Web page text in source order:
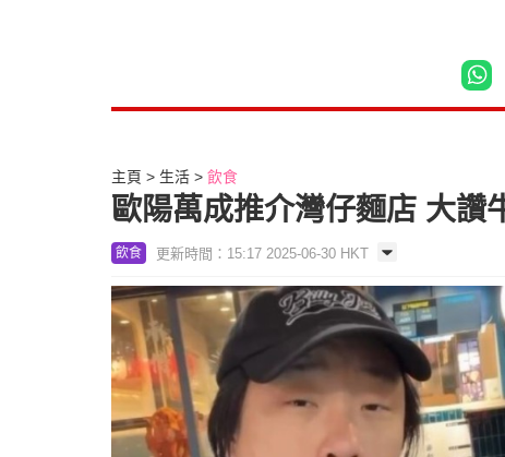
主頁 生活 飲食
歐陽萬成推介灣仔麵店 大讚
飲食 更新時間：15:17 2025-06-30 HKT